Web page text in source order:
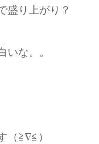
盛り上がり？
いな。。
（≧∇≦）